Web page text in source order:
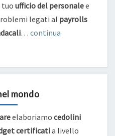
tuo ufficio del personalee
legati al payrolls
… continua
mondo
elaboriamo cedolini
certificatia livello